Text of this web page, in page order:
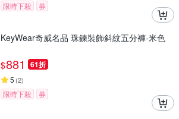
限時下殺 券
KeyWear奇威名品 珠鍊裝飾斜紋五分褲-米色
$881 61折
5 (2)
限時下殺 券